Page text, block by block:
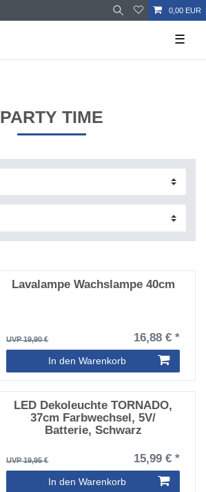
0,00 EUR
☰
PARTY TIME
Lavalampe Wachslampe 40cm
UVP 19,90 € 16,88 € *
In den Warenkorb
LED Dekoleuchte TORNADO,
37cm Farbwechsel, 5V/
Batterie, Schwarz
UVP 19,95 € 15,99 € *
In den Warenkorb